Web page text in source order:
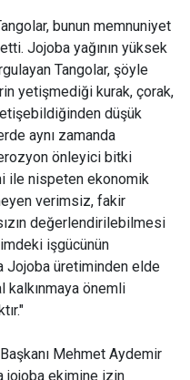
bunun memnuniyet
Jojoba yağının yüksek
Tangolar, şöyle
yetişmediği kurak, çorak,
düşük
aynı zamanda
önleyici bitki
ile nispeten ekonomik
verimsiz, fakir
değerlendirilebilmesi
işgücünün
Jojoba üretiminden elde
kalkınmaya önemli
Mehmet Aydemir
jojoba ekimine izin